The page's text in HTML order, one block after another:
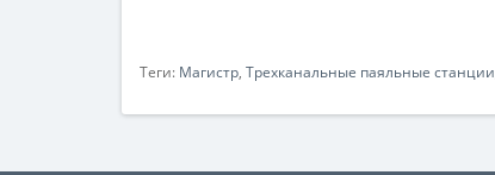
Теги: Магистр, Трехканальные паяльные станции